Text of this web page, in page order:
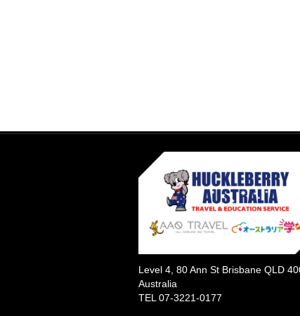
Level 4, 80 Ann St Brisbane QLD
Australia
TEL 07-3221-0177